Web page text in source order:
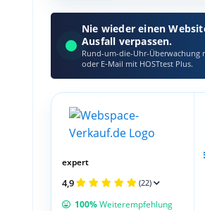
Nie wieder einen
Ausfall verpassen.
Rund-um-die-Uhr-Überwachung
oder E‑Mail mit HOSTtest Plus.
expert
4,9 (22)
100%Weiterempfehlung